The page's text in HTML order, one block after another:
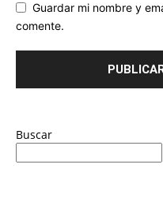
Guardar mi nombre y
comente.
Buscar